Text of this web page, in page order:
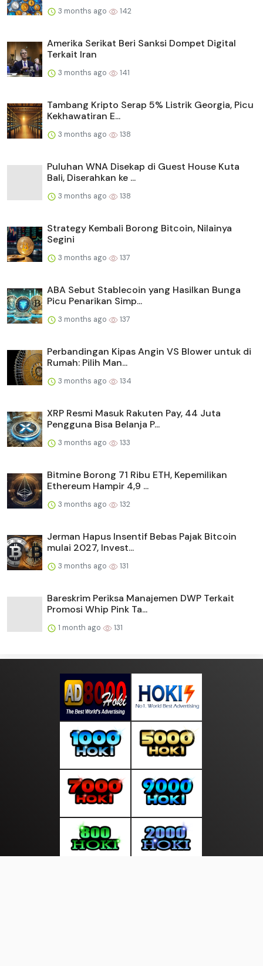
3 months ago 142
Amerika Serikat Beri Sanksi Dompet Digital
Terkait Iran
3 months ago 141
Tambang Kripto Serap 5% Listrik Georgia, Picu
Kekhawatiran E...
3 months ago 138
Puluhan WNA Disekap di Guest House Kuta
Bali, Diserahkan ke ...
3 months ago 138
Strategy Kembali Borong Bitcoin, Nilainya
Segini
3 months ago 137
ABA Sebut Stablecoin yang Hasilkan Bunga
Picu Penarikan Simp...
3 months ago 137
Perbandingan Kipas Angin VS Blower untuk di
Rumah: Pilih Man...
3 months ago 134
XRP Resmi Masuk Rakuten Pay, 44 Juta
Pengguna Bisa Belanja P...
3 months ago 133
Bitmine Borong 71 Ribu ETH, Kepemilikan
Ethereum Hampir 4,9 ...
3 months ago 132
Jerman Hapus Insentif Bebas Pajak Bitcoin
mulai 2027, Invest...
3 months ago 131
Bareskrim Periksa Manajemen DWP Terkait
Promosi Whip Pink Ta...
1 month ago 131